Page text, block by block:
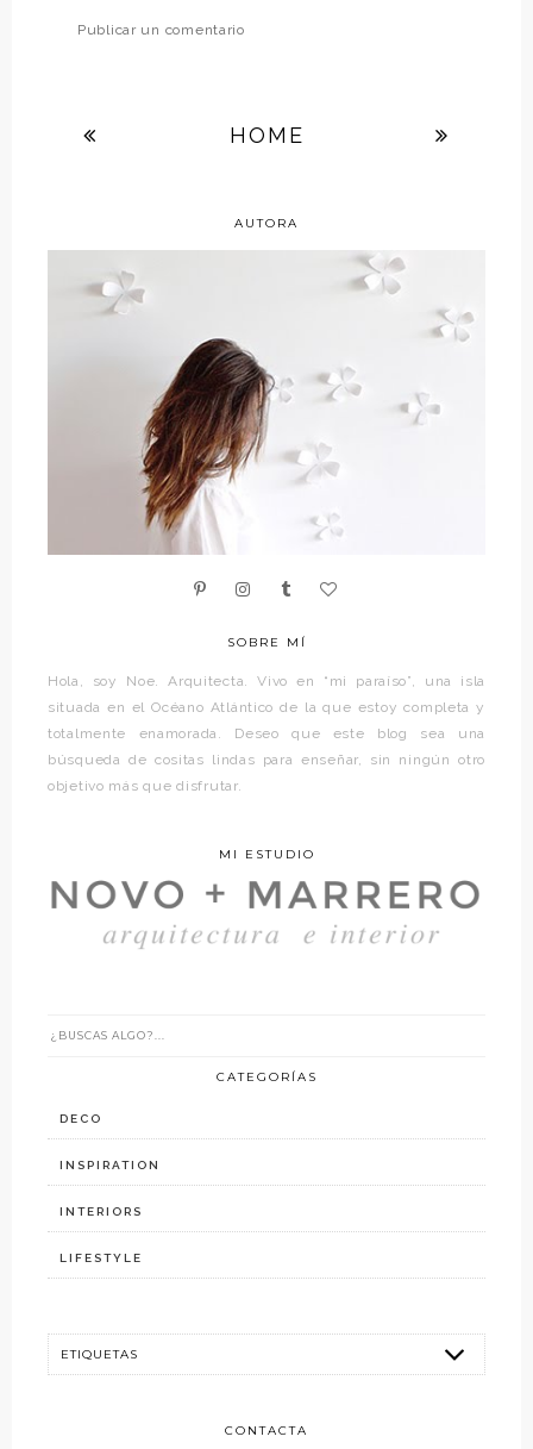
Publicar un comentario
HOME
AUTORA
SOBRE MÍ
Hola, soy Noe. Arquitecta. Vivo en “mi paraíso”, una isla
situada en el Océano Atlántico de la que estoy completa y
totalmente enamorada. Deseo que este blog sea una
búsqueda de cositas lindas para enseñar, sin ningún otro
objetivo más que disfrutar.
MI ESTUDIO
CATEGORÍAS
DECO
INSPIRATION
INTERIORS
LIFESTYLE
CONTACTA